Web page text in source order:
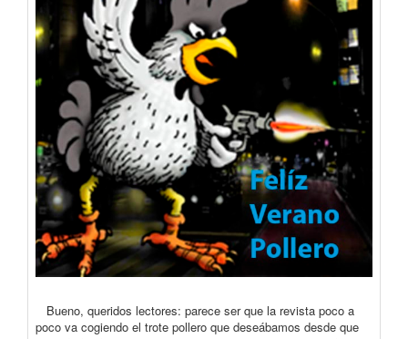
Bueno, queridos lectores: parece ser que la revista poco a
poco va cogiendo el trote pollero que deseábamos desde que